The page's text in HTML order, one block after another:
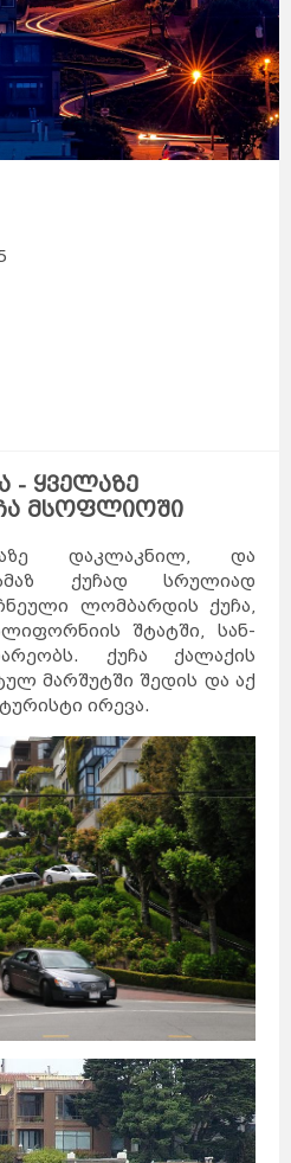
- ყველაზე
მსოფლიოში
დაკლაკნილ, და
ქუჩად სრულიად
ლომბარდის ქუჩა,
შტატში, სან-
ქუჩა ქალაქის
მარშუტში შედის და აქ
ირევა.